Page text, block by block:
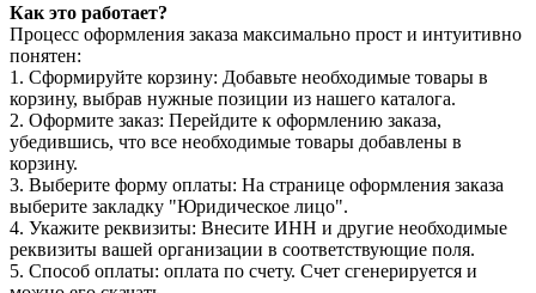
Как это работает?
Процесс оформления заказа максимально прост и интуитивно
понятен:
1. Сформируйте корзину: Добавьте необходимые товары в
корзину, выбрав нужные позиции из нашего каталога.
2. Оформите заказ: Перейдите к оформлению заказа,
убедившись, что все необходимые товары добавлены в
корзину.
3. Выберите форму оплаты: На странице оформления заказа
выберите закладку "Юридическое лицо".
4. Укажите реквизиты: Внесите ИНН и другие необходимые
реквизиты вашей организации в соответствующие поля.
5. Способ оплаты: оплата по счету. Счет сгенерируется и